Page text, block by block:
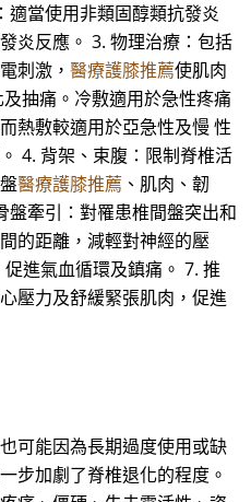
適當使用非類固醇類抗發炎
炎反應。 3. 物理治療：包括
刺激， 醫療護膝推薦使肌肉
抽痛。冷敷適用於急性疼痛
熱敷較適用於亞急性及慢 性
4. 背架、束腹：限制脊椎活
醫療護膝推薦 、肌肉、韌
盤牽引：對罹患椎間盤突出和
的距離，減輕對神經的壓
進氣血循環及鎮痛。 7. 推
壓力及舒緩緊張肌肉，促進
可能因為長期過度使用或缺
步加劇了脊椎退化的程度。